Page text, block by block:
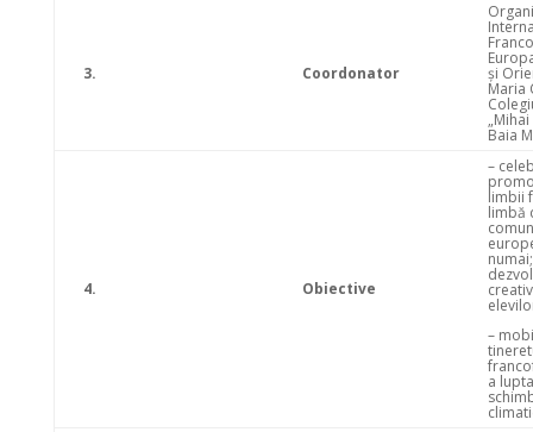
3. Coordonator şi
Maria
„Mihai
Baia
4. Obiective
–
limbii
limbă
–
a